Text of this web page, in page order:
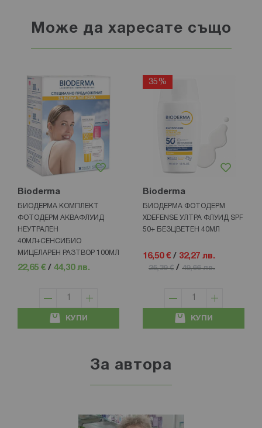
Може да харесате също
Bioderma
БИОДЕРМА КОМПЛЕКТ
ФОТОДЕРМ АКВАФЛУИД
НЕУТРАЛЕН
40МЛ+СЕНСИБИО
МИЦЕЛАРЕН РАЗТВОР 100МЛ
22,65 € / 44,30 лв.
КУПИ
35%
Bioderma
БИОДЕРМА ФОТОДЕРМ
XDEFENSE УЛТРА ФЛУИД SPF
50+ БЕЗЦВЕТЕН 40МЛ
16,50 € / 32,27 лв.
25,39 € / 49,66 лв.
КУПИ
За автора